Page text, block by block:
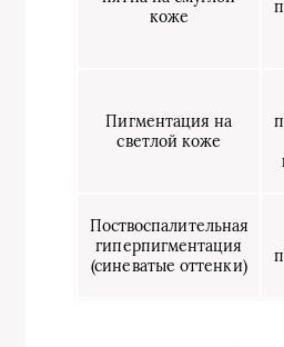
коже
Пигментация на
светлой коже
Поствоспалительная
гиперпигментация
(синеватые оттенки)